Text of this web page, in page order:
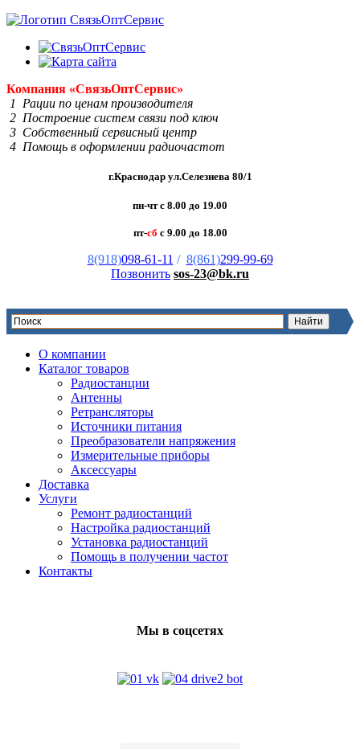
Компания «СвязьОптСервис»
1 Рации по ценам производителя
2 Построение систем связи под ключ
3 Собственный сервисный центр
4 Помощь в оформлении радиочастот
г.Краснодар ул.Селезнева 80/1
пн-чт с 8.00 до 19.00
пт-сб с 9.00 до 18.00
8(918)098-61-11 / 8(861)299-99-69
Позвонить sos-23@bk.ru
О компании
Каталог товаров
Радиостанции
Антенны
Ретрансляторы
Источники питания
Преобразователи напряжения
Измерительные приборы
Аксессуары
Доставка
Услуги
Ремонт радиостанций
Настройка радиостанций
Установка радиостанций
Помощь в получении частот
Контакты
Мы в соцсетях